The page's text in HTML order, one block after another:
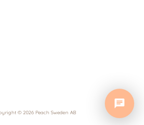
© 2026 Peach Sweden AB